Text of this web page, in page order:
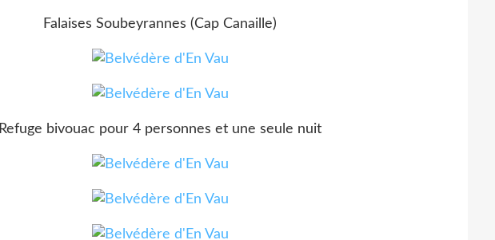
Falaises Soubeyrannes (Cap Canaille)
Refuge bivouac pour 4 personnes et une seule nuit